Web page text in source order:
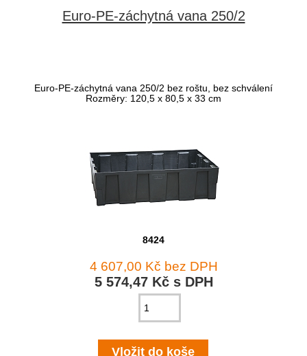
Euro-PE-záchytná vana 250/2
Euro-PE-záchytná vana 250/2 bez roštu, bez schválení
Rozměry: 120,5 x 80,5 x 33 cm
8424
4 607,00 Kč bez DPH
5 574,47 Kč s DPH